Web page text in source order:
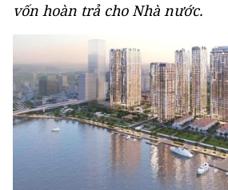
vốn hoàn trả cho Nhà nước.